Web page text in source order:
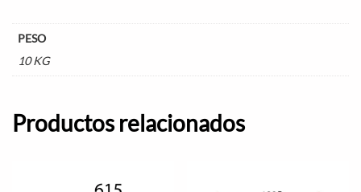
PESO
10 KG
Productos relacionados